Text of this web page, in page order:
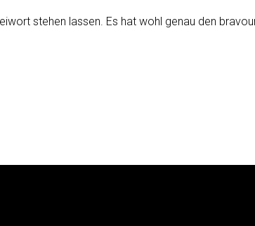
stehen lassen. Es hat wohl genau den